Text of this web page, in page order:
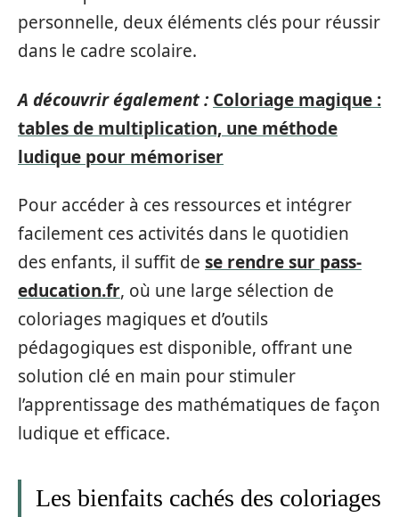
personnelle, deux éléments clés pour réussir
dans le cadre scolaire.
A découvrir également : Coloriage magique :
tables de multiplication, une méthode
ludique pour mémoriser
Pour accéder à ces ressources et intégrer
facilement ces activités dans le quotidien
des enfants, il suffit de se rendre sur pass-
education.fr, où une large sélection de
coloriages magiques et d’outils
pédagogiques est disponible, offrant une
solution clé en main pour stimuler
l’apprentissage des mathématiques de façon
ludique et efficace.
Les bienfaits cachés des coloriages